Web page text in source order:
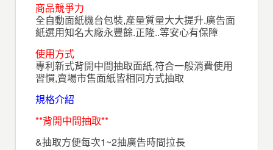
商品競爭力
全自動面紙機台包裝,產量質量大大提升.廣告面
紙選用知名大廠永豐餘.正隆..等安心有保障
使用方式
專利新式背開中間抽取面紙,符合一般消費使用
習慣,賣場市售面紙皆相同方式抽取
規格介紹
**背開中間抽取**
&抽取方便每次1~2抽廣告時間拉長